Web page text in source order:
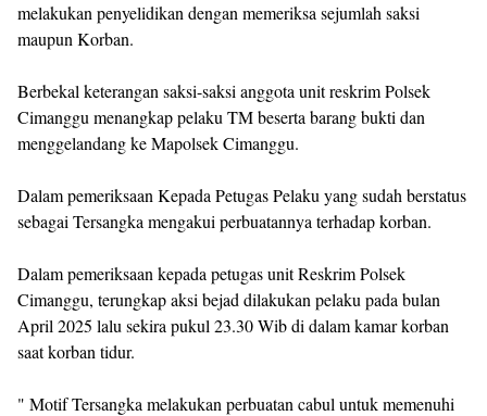
melakukan penyelidikan dengan memeriksa sejumlah saksi
maupun Korban.
Berbekal keterangan saksi-saksi anggota unit reskrim Polsek
Cimanggu menangkap pelaku TM beserta barang bukti dan
menggelandang ke Mapolsek Cimanggu.
Dalam pemeriksaan Kepada Petugas Pelaku yang sudah berstatus
sebagai Tersangka mengakui perbuatannya terhadap korban.
Dalam pemeriksaan kepada petugas unit Reskrim Polsek
Cimanggu, terungkap aksi bejad dilakukan pelaku pada bulan
April 2025 lalu sekira pukul 23.30 Wib di dalam kamar korban
saat korban tidur.
" Motif Tersangka melakukan perbuatan cabul untuk memenuhi